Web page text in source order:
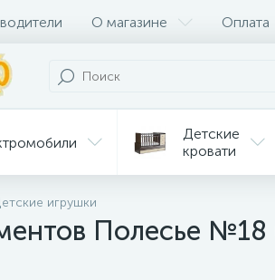
О магазине Оплата
Детские
кровати
игрушки
Полесье №18